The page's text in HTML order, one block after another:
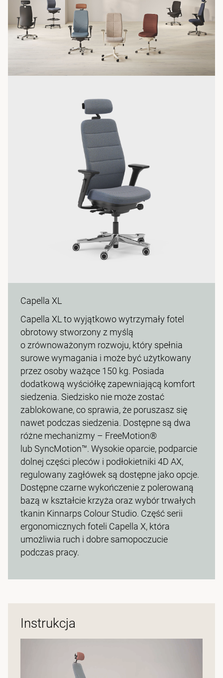
Capella XL
Capella XL to wyjątkowo wytrzymały fotel
obrotowy stworzony z myślą
o zrównoważonym rozwoju, który spełnia
surowe wymagania i może być użytkowany
przez osoby ważące 150 kg. Posiada
dodatkową wyściółkę zapewniającą komfort
siedzenia. Siedzisko nie może zostać
zablokowane, co sprawia, że poruszasz się
nawet podczas siedzenia. Dostępne są dwa
różne mechanizmy – FreeMotion®
lub SyncMotion™. Wysokie oparcie, podparcie
dolnej części pleców i podłokietniki 4D AX,
regulowany zagłówek są dostępne jako opcje.
Dostępne czarne wykończenie z polerowaną
bazą w kształcie krzyża oraz wybór trwałych
tkanin Kinnarps Colour Studio. Część serii
ergonomicznych foteli Capella X, która
umożliwia ruch i dobre samopoczucie
podczas pracy.
Instrukcja